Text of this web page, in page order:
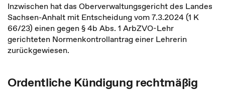
Inzwischen hat das Oberverwaltungsgericht des Landes
Sachsen-Anhalt mit Entscheidung vom 7.3.2024 (1 K
66/23) einen gegen § 4b Abs. 1 ArbZVO-Lehr
gerichteten Normenkontrollantrag einer Lehrerin
zurückgewiesen.
Ordentliche Kündigung rechtmäßig